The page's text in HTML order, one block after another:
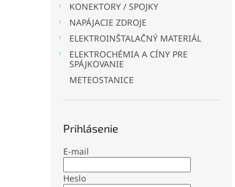
KONEKTORY / SPOJKY
NAPÁJACIE ZDROJE
ELEKTROINŠTALAČNÝ MATERIÁL
ELEKTROCHÉMIA A CÍNY PRE
SPÁJKOVANIE
METEOSTANICE
Prihlásenie
E-mail
Heslo